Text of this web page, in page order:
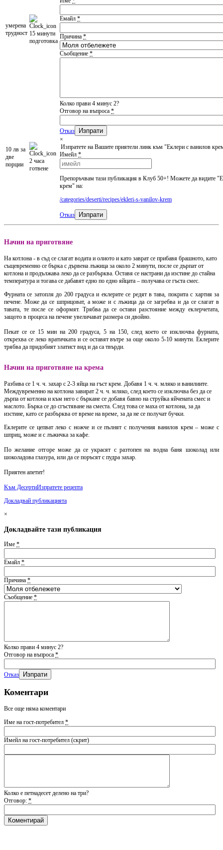
умеренa
трудност 15 минути
подготовка
Емайл *
Причина *
Съобщение *
Колко прави 4 минус 2?
Отговор на въпроса *
Отказ
×
Изпратете на Вашите приятели линк към "Еклери с ванилов
Имейл *
Препоръчвам тази публикация в Клуб 50+! Можете да видите
крем" на:
/categories/deserti/recipes/ekleri-s-vanilov-krem
Отказ Изпрати
10 лв за
две
порции
2 часа
готвене
Начин на приготвяне
На котлона - в съд се слагат водата и олиото и като заврат се прибавя брашното, като
същевременно се бърка с дървена лъжица за около 2 минути, после се дърпат от
котлона и продължава леко да се разбърква. Оставя се настрани да изстине до стайна
температура и тогава се дабавят едно по едно яйцата – получава се гъста смес.
Фурната се затопля до 200 градуса и еклерите се редят в тава, покрита с хартия за
печене. Може да се шприцоват, а може и с лъжица да се загребва и да се слагат в
тавата, те после се оформят. Трябва да се остави разстояние между еклерчетата,
защото в процеса на печене увеличават размера си двойно.
Пекат се се 15 мин на 200 градуса, 5 на 150, след което се изключва фурната,
открехва се леко вратичката и се оставят вътре за още около 5-10 минути. Еклерите
трябва да придобият златист вид и да са твърди.
Начин на приготвяне на крема
Разбива се 1 ч. ч. захар с 2-3 яйца на гъст крем. Добавя 1 ч. ч. мляко и ванилиите.
Междувременно на котлона завират 2 ч. ч. мляко, след което се изключва без да се
дърпа от котлона и към него с бъркане се добавя бавно на струйка яйчената смес и
маслото. Бърка се до сгъстяване на сместа. След това се маха от котлона, за да
изстине, като се разбърква от време на време, за да не се получат бучки.
Еклерите се цепват леко с ножче и се пълнят с получения ванилов крем – може с
шприц, може и с лъжичка за кафе.
По желание отгоре може да се украсят с разтопен на водна баня шоколад или
шоколадова глазура, или да се поръсят с пудра захар.
Приятен апетит!
Kъм ДесертиИзпратете рецепта
Докладвай публикацията
×
Докладвайте тази публикация
Име *
Емайл *
Причина *
Съобщение *
Колко прави 4 минус 2?
Отговор на въпроса *
Отказ
Коментари
Все още няма коментари
Име на гост-потребител *
Имейл на гост-потребител (скрит)
Колко е петнадесет делено на три?
Отговор: *